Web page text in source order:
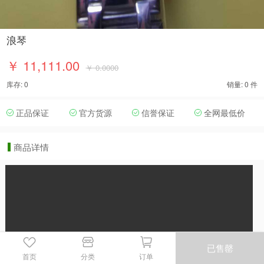
浪琴
￥ 11,111.00 ￥ 0.0000
库存: 0 销量: 0 件
正品保证 官方货源 信誉保证 全网最低价
商品详情
首页 分类 订单
已售罄